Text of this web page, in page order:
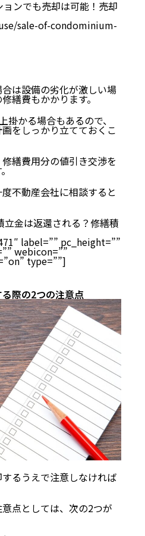
ンでも売却は可能！売却
sale-of-condominium-
は設備の劣化が激しい場
繕費もかかります。
かる場合もあるので、
をしっかり立てておくこ
繕費用分の値引き交渉を
不動産会社に相談すると
金は返還される？修繕積
label=”” pc_height=””
webicon=””
type=””]
際の2つの注意点
るうえで注意しなければ
点としては、次の2つが